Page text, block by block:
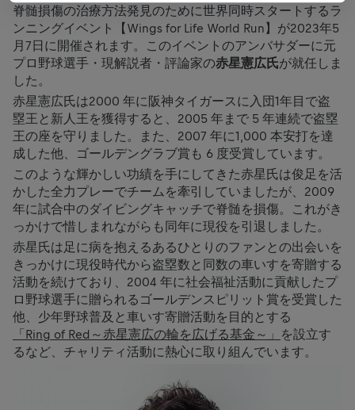
脊髄損傷の治療方法発見のために世界同時スタートするラ
ンニングイベント【Wings for Life World Run】が2023年5
月7日に開催されます。このイベントのアンバサダーに元
プロ野球選手・現解説者・評論家の赤星憲広氏が就任しま
した。
赤星憲広氏は2000 年に阪神タイガースに入団1年目で盗
塁王と新人王を獲得すると、2005 年まで 5 年連続で盗塁
王の座を守りました。また、2007 年に1,000 本安打を達
成した他、ゴールデングラブ賞も 6 度受賞しています。
このような輝かしい功績を手にしてきた赤星氏は俊足を活
かした全力プレーでチームを牽引していましたが、2009
年に試合中のダイビングキャッチで脊髄を損傷。これがき
っかけで惜しまれながらも同年に現役を引退しました。
赤星氏は足に病を抱えるあるひとりのファンとの出会いを
きっかけに現役時代から盗塁数と同数の車いすを寄贈する
活動を続けており、2004 年に社会福祉活動に貢献したプ
ロ野球選手に贈られるゴールデンスピリット賞を受賞した
他、少年野球普及と車いす寄贈活動を目的とする
「Ring of Red～赤星憲広の輪を広げる基金～」
を設立す
るなど、チャリティ活動に熱心に取り組んでいます。